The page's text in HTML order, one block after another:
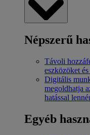
Népszerű
Távoli
eszközöket
Digitális
megoldhatja
hatással
Egyéb